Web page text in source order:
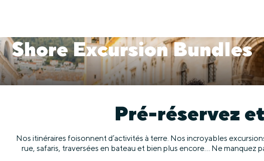
Shore Excursion Bundles
Pré-réservez
Nos itinéraires foisonnent d’activités à terre. Nos incroyables
rue, safaris, traversées en bateau et bien plus encore… Ne manquez